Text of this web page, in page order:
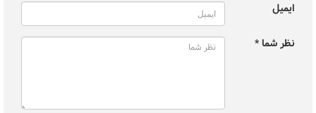
ایمیل
نظر شما *